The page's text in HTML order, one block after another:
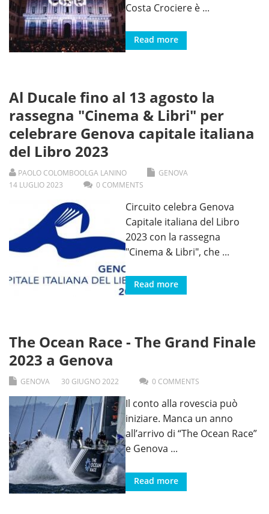
Costa Crociere è ...
Read more
Al Ducale fino al 13 agosto la
rassegna "Cinema & Libri" per
celebrare Genova capitale italiana
del Libro 2023
PAOLO COLOMBOOLGA LANINO
GENOVA
14 LUGLIO2023 0 COMMENTS
Circuito celebra Genova
Capitale italiana del Libro
2023 con la rassegna
"Cinema & Libri", che ...
Read more
The Ocean Race - The Grand Finale
2023 a Genova
GENOVA 30 GIUGNO2022 0 COMMENTS
Il conto alla rovescia può
iniziare. Manca un anno
all’arrivo di “The Ocean Race”
e Genova ...
Read more